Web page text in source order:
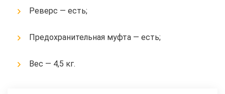
Реверс — есть;
Предохранительная муфта — есть;
Вес — 4,5 кг.